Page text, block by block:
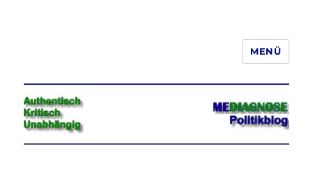
Jeder hat das Recht, seine
Meinung in Wort, Schrift und Bild
frei zu äußern und zu verbreiten
MENÜ